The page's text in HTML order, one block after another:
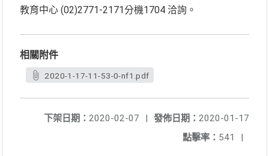
教育中心 (02)2771-2171分機1704 洽詢。
相關附件
2020-1-17-11-53-0-nf1.pdf
發佈日期： 2020-01-17
下架日期： 2020-02-07
|
點擊率： 541 |